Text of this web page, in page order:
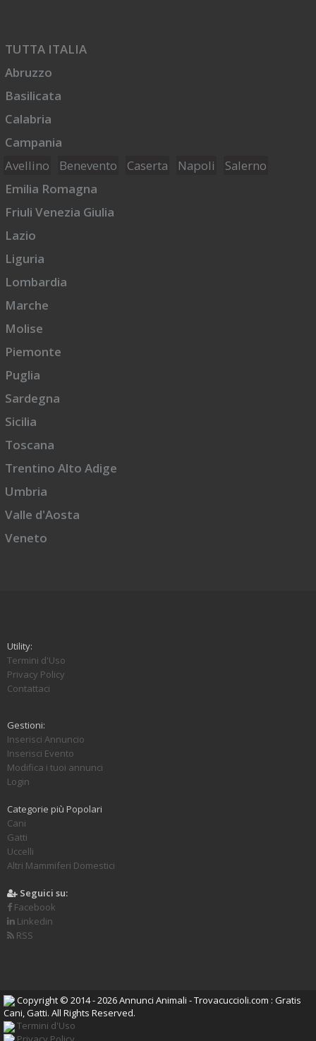
TUTTA ITALIA
Abruzzo
Basilicata
Calabria
Campania
Avellino
Benevento Caserta Napoli
Salerno
Emilia Romagna
Friuli Venezia Giulia
Lazio
Liguria
Lombardia
Marche
Molise
Piemonte
Puglia
Sardegna
Sicilia
Toscana
Trentino Alto Adige
Umbria
Valle d'Aosta
Veneto
Utility:
Termini d'Uso
Privacy Policy
Contattaci
Gestioni:
Inserisci Annuncio
Inserisci Evento
Modifica i tuoi annunci
Login
Categorie più Popolari
Cani
Gatti
Uccelli
Altri Mammiferi Domestici
Seguici su:
Facebook
Linkedin
RSS
Copyright © 2014 - 2026 Annunci Animali - Trovacuccioli.com : Gratis
Cani, Gatti. All Rights Reserved.
Termini d'Uso